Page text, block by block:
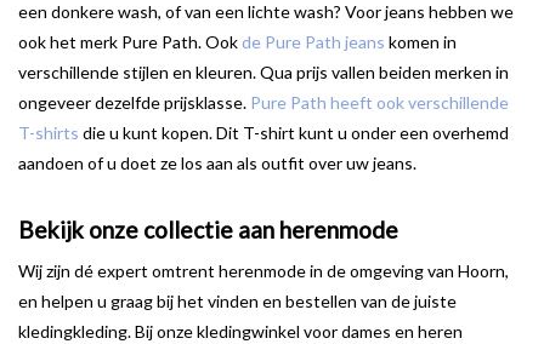
een donkere wash, of van een lichte wash? Voor jeans hebben we
ook het merk Pure Path. Ookde Pure Path jeans komen in
verschillende stijlen en kleuren. Qua prijs vallen beiden merken in
ongeveer dezelfde prijsklasse. Pure Path heeft ook verschillende
T-shirts die u kunt kopen. Dit T-shirt kunt u onder een overhemd
aandoen of u doet ze los aan als outfit over uw jeans.
Bekijk onze collectie aan herenmode
Wij zijn dé expert omtrent herenmode in de omgeving van Hoorn,
en helpen u graag bij het vinden en bestellen van de juiste
kledingkleding. Bij onze kledingwinkel voor dames en heren